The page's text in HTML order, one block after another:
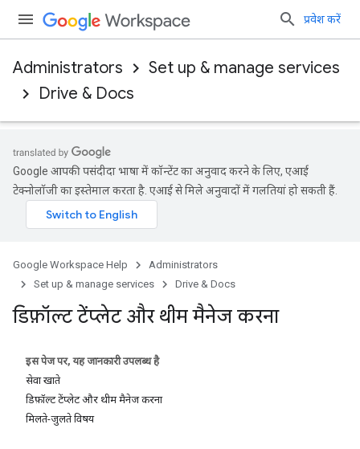
प्रवेश करें
Administrators
Set up & manage services
Drive & Docs
Google आपकी पसंदीदा भाषा में कॉन्टेंट का अनुवाद करने के लिए, एआई
टेक्नोलॉजी का इस्तेमाल करता है. एआई से मिले अनुवादों में गलतियां हो सकती हैं.
Google Workspace Help
Administrators
Set up & manage services
Drive & Docs
डिफ़ॉल्ट टेंप्लेट और थीम मैनेज करना
इस पेज पर, यह जानकारी उपलब्ध है
सेवा खाते
डिफ़ॉल्ट टेंप्लेट और थीम मैनेज करना
मिलते-जुलते विषय